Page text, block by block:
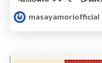
masayamoriofficial